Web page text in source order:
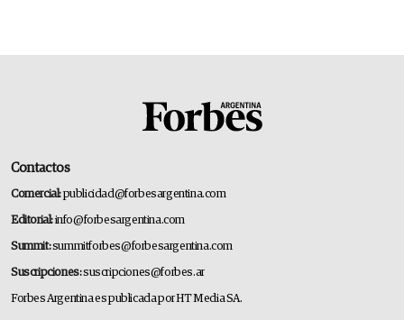
Contactos
Comercial:publicidad@forbesargentina.com
Editorial:info@forbesargentina.com
Summit:summitforbes@forbesargentina.com
Suscripciones:suscripciones@forbes.ar
Forbes Argentina es publicada por HT Media SA.